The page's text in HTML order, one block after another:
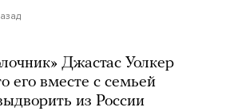
Джастас Уолкер
его вместе с семьей
из России